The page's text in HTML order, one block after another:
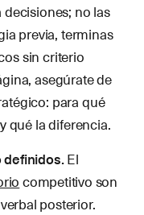
no las
previa, terminas
sin criterio
asegúrate de
para qué
qué la diferencia.
El
competitivo son
posterior.